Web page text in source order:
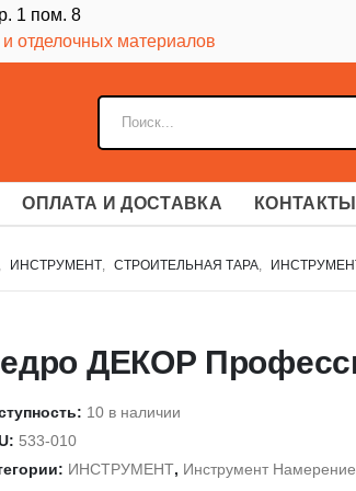
1 пом. 8
отделочных материалов
ОПЛАТА И ДОСТАВКА КОНТАКТЫ
, ИНСТРУМЕНТ, СТРОИТЕЛЬНАЯ ТАРА,
ДЕКОР
10 в наличии
533-010
ИНСТРУМЕНТ, Инструмент Намерение